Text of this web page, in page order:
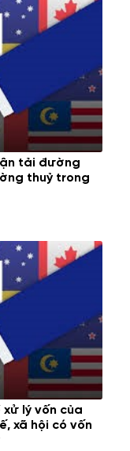
tải đường
thuỷ trong
lý vốn của
xã hội có vốn